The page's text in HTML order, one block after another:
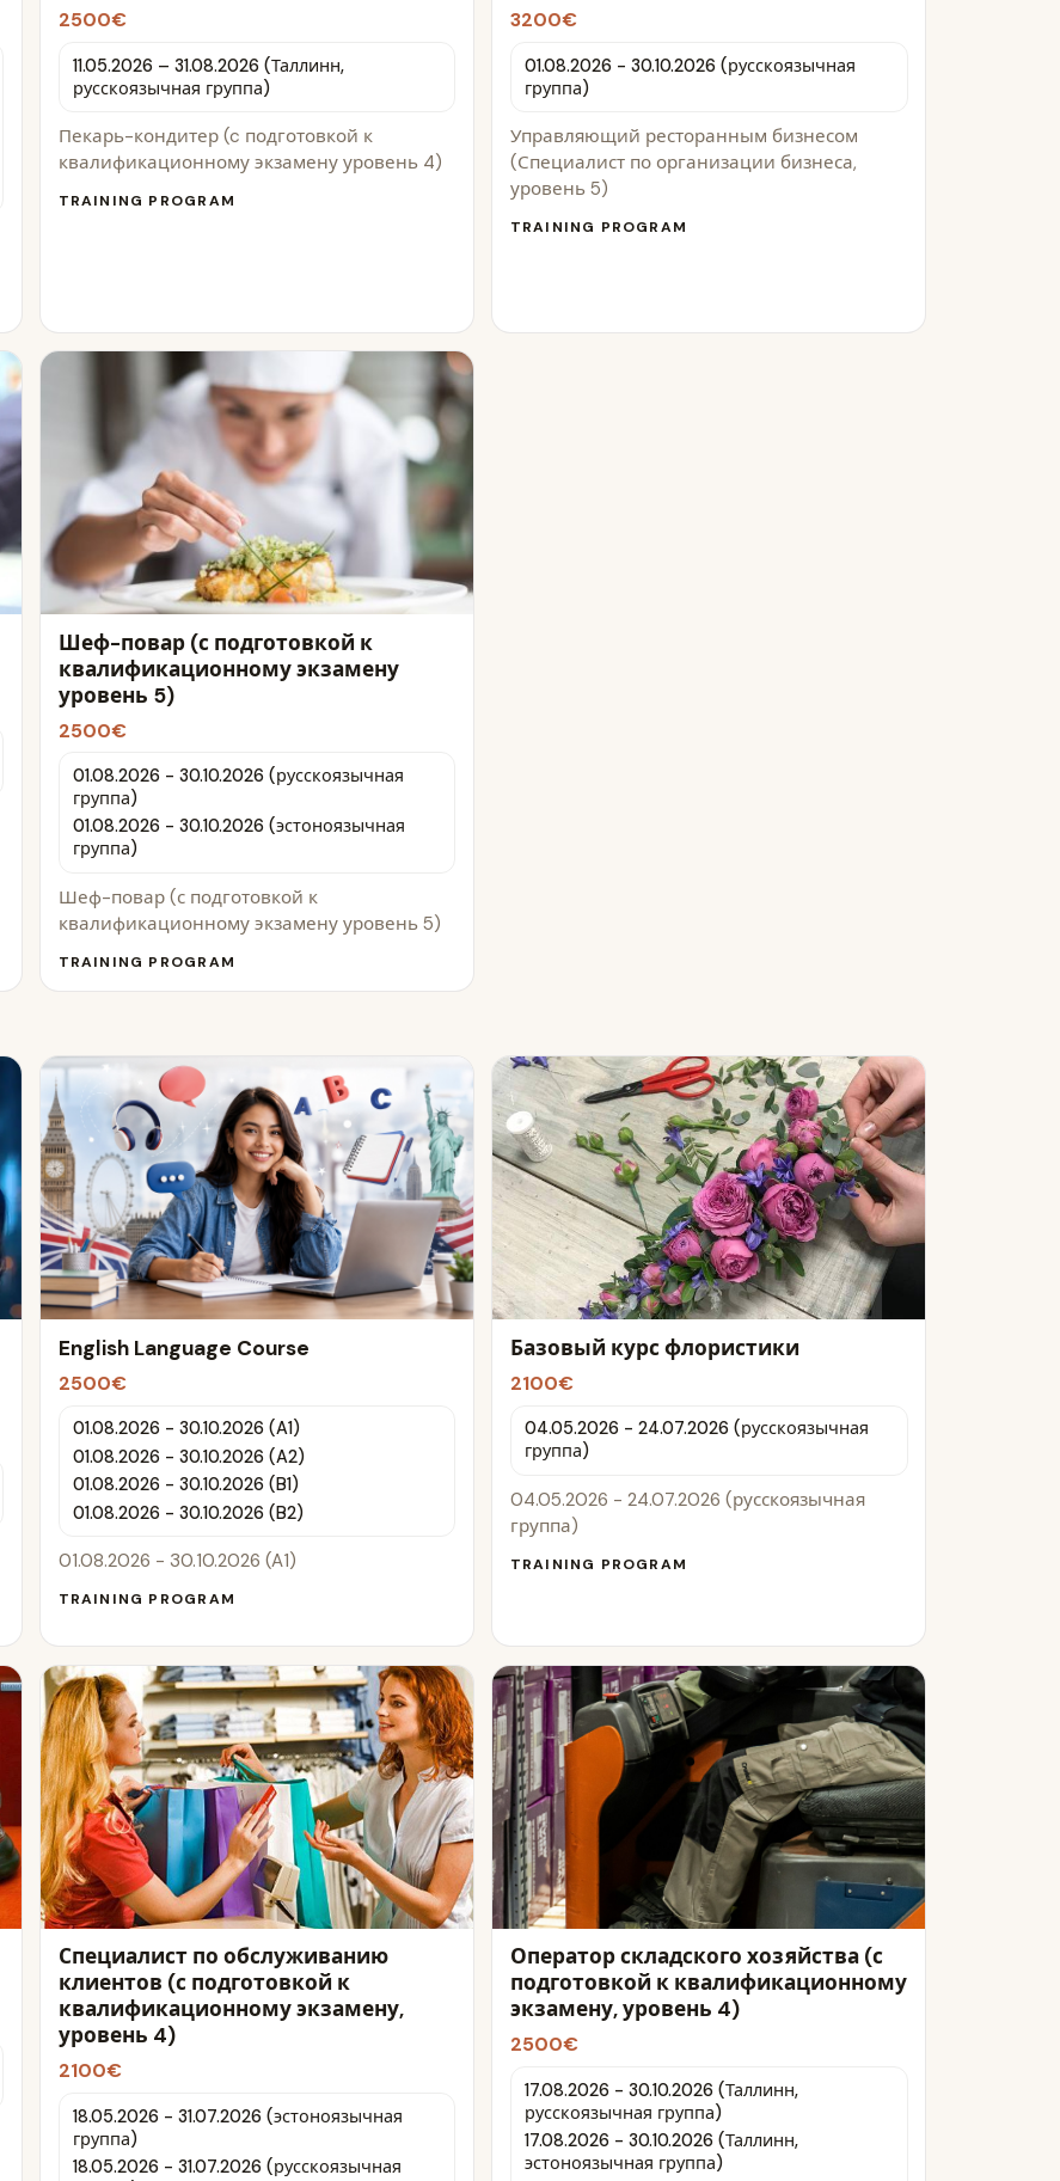
2500€
11.05.2026 – 31.08.2026 (Таллинн,
русскоязычная группа)
Пекарь-кондитер (c подготовкой к
квалификационному экзамену уровень 4)
TRAINING PROGRAM
3200€
01.08.2026 - 30.10.2026 (русскоязычная
группа)
Управляющий ресторанным бизнесом
(Специалист по организации бизнеса,
уровень 5)
TRAINING PROGRAM
Шеф-повар (с подготовкой к
квалификационному экзамену
уровень 5)
2500€
01.08.2026 - 30.10.2026 (русскоязычная
группа)
01.08.2026 - 30.10.2026 (эстоноязычная
группа)
Шеф-повар (с подготовкой к
квалификационному экзамену уровень 5)
TRAINING PROGRAM
English Language Course
2500€
01.08.2026 - 30.10.2026 (A1)
01.08.2026 - 30.10.2026 (A2)
01.08.2026 - 30.10.2026 (B1)
01.08.2026 - 30.10.2026 (B2)
01.08.2026 - 30.10.2026 (A1)
TRAINING PROGRAM
Базовый курс флористики
2100€
04.05.2026 - 24.07.2026 (русскоязычная
группа)
04.05.2026 - 24.07.2026 (русскоязычная
группа)
TRAINING PROGRAM
Специалист по обслуживанию
клиентов (с подготовкой к
квалификационному экзамену,
уровень 4)
2100€
18.05.2026 - 31.07.2026 (эстоноязычная
группа)
18.05.2026 - 31.07.2026 (русскоязычная
Оператор складского хозяйства (с
подготовкой к квалификационному
экзамену, уровень 4)
2500€
17.08.2026 - 30.10.2026 (Таллинн,
русскоязычная группа)
17.08.2026 - 30.10.2026 (Таллинн,
эстоноязычная группа)